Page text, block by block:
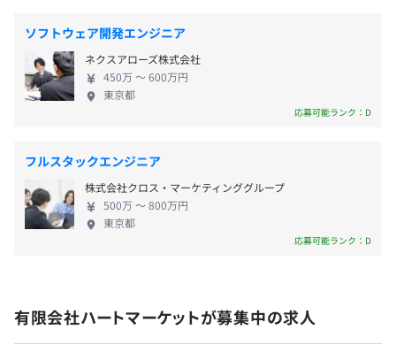
【部長】43歳
ディープラーニング予測モデル学習、組み込み）
2020年：さらなる挑戦の場を探していたところ理念の一
致するハートマーケットと出会い入社、社内SEとして見
える化／効率化に係わる社内ツール開発、業務システムの
現状は少人数構成ですので、一人ひとりが１つの機能を担
無期雇用
ソフトウェア開発エンジニア
ネクスアローズ株式会社
450万 〜 600万円
東京都
応募可能ランク：D
フルスタックエンジニア
株式会社クロス・マーケティンググループ
500万 〜 800万円
東京都
応募可能ランク：D
有限会社ハートマーケットが募集中の求人